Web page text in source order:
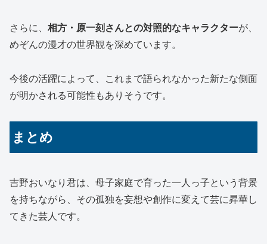
さらに、 相方・原一刻さんとの対照的なキャラクターが、
めぞんの漫才の世界観を深めています。
今後の活躍によって、これまで語られなかった新たな側面
が明かされる可能性もありそうです。
まとめ
吉野おいなり君は、母子家庭で育った一人っ子という背景
を持ちながら、その孤独を妄想や創作に変えて芸に昇華し
てきた芸人です。